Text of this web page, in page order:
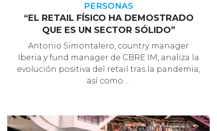
PERSONAS
“EL RETAIL FÍSICO HA DEMOSTRADO
QUE ES UN SECTOR SÓLIDO”
Antonio Simontalero, country manager
Iberia y fund manager de CBRE IM, analiza la
evolución positiva del retail tras la pandemia,
así como …